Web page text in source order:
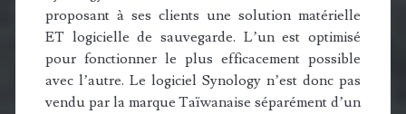
proposant à ses clients une solution matérielle
ET logicielle de sauvegarde. L’un est optimisé
pour fonctionner le plus efficacement possible
avec l’autre. Le logiciel Synology n’est donc pas
vendu par la marque Taïwanaise séparément d’un